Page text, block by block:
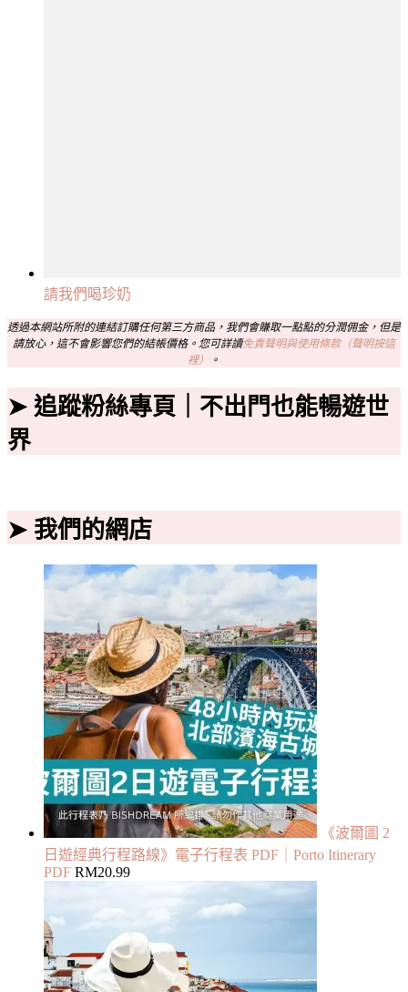
請我們喝珍奶
透過本網站所附的連結訂購任何第三方商品，我們會賺取一點點的分潤佣金，但是
請放心，這不會影響您們的結帳價格。您可詳讀免責聲明與使用條款（聲明按這
裡）
。
➤ 追蹤粉絲專頁｜不出門也能暢遊世
界
➤ 我們的網店
《波爾圖 2
日遊經典行程路線》電子行程表 PDF｜Porto Itinerary
PDF RM20.99